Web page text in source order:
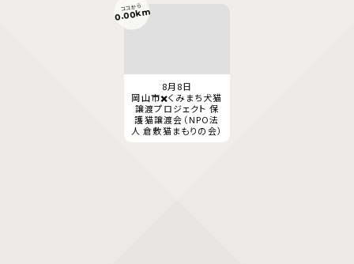
8月8日
岡山市✖️くみまち犬猫
譲渡プロジェクト 保
護猫譲渡会（NPO法
人 倉敷猫まもりの会）
ココから
0.00km